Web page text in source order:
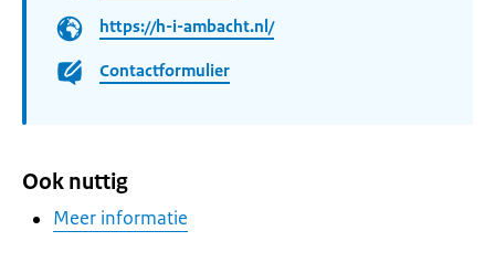
https://h-i-ambacht.nl/
Contactformulier
Ook nuttig
Meer informatie